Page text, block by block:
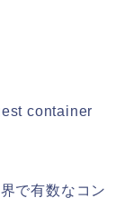
container
で有数なコン